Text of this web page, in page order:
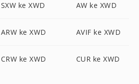
SXW ke XWD AW ke XWD
ARW ke XWD AVIF ke XWD
CRW ke XWD CUR ke XWD